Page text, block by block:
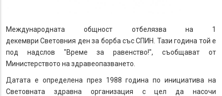
Международната общност отбелязва на 1
декември Световния ден за борба със СПИН. Тази година той е
под надслов "Време за равенство!", съобщават от
Министерството на здравеопазването.
Датата е определена през 1988 година по инициатива на
Световната здравна организация с цел да насочи